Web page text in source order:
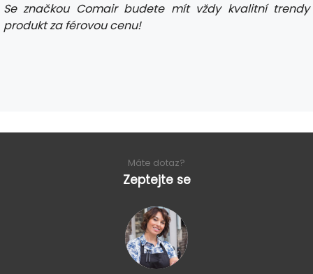
Se značkou Comair budete mít vždy kvalitní trendy
produkt za férovou cenu!
Máte dotaz?
Zeptejte se